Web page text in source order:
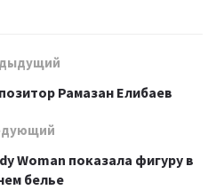
Рамазан Елибаев
Woman показала фигуру в
белье